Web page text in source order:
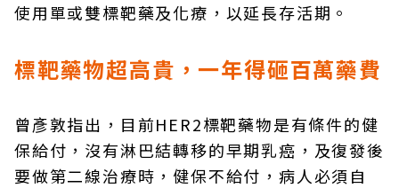
使用單或雙標靶藥及化療，以延長存活期。
標靶藥物超高貴，一年得砸百萬藥費
曾彥敦指出，目前HER2標靶藥物是有條件的健
保給付，沒有淋巴結轉移的早期乳癌，及復發後
要做第二線治療時，健保不給付，病人必須自